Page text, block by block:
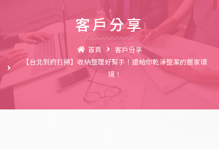
客戶分享
首頁
客戶分享
【台北到府打掃】收納整理好幫手！還給你乾淨整潔的居家環
境！